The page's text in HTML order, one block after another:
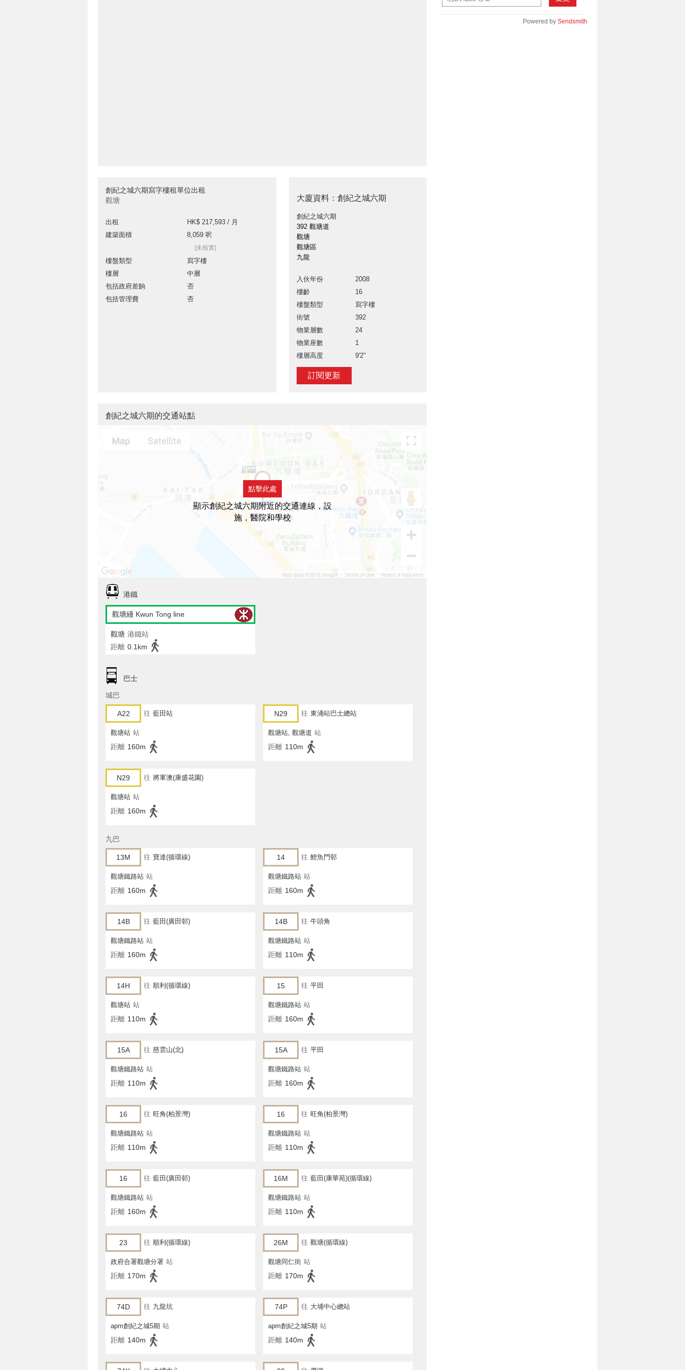
創紀之城六期寫字樓租單位出租
觀塘
出租
HK$ 217,593 / 月
建築面積
8,059 呎
[未核實]
樓盤類型
寫字樓
樓層
中層
包括政府差餉
否
包括管理費
否
大廈資料：創紀之城六期
創紀之城六期
392 觀塘道
觀塘
觀塘區
九龍
入伙年份
2008
樓齡
16
樓盤類型
寫字樓
街號
392
物業層數
24
物業座數
1
樓層高度
9'2"
訂閱更新
Powered by Sendsmith
創紀之城六期的交通站點
點擊此處
顯示創紀之城六期附近的交通連線，設
施，醫院和學校
港鐵
觀塘綫 Kwun Tong line
觀塘 港鐵站
距離 0.1km
巴士
城巴
A22 往 藍田站
觀塘站 站
距離 160m
N29 往 東涌站巴士總站
觀塘站, 觀塘道 站
距離 110m
N29 往 將軍澳(康盛花園)
觀塘站 站
距離 160m
九巴
13M 往 寶達(循環線)
觀塘鐵路站 站
距離 160m
14 往 鯉魚門邨
觀塘鐵路站 站
距離 160m
14B 往 藍田(廣田邨)
觀塘鐵路站 站
距離 160m
14B 往 牛頭角
觀塘鐵路站 站
距離 110m
14H 往 順利(循環線)
觀塘站 站
距離 110m
15 往 平田
觀塘鐵路站 站
距離 160m
15A 往 慈雲山(北)
觀塘鐵路站 站
距離 110m
15A 往 平田
觀塘鐵路站 站
距離 160m
16 往 旺角(柏景灣)
觀塘鐵路站 站
距離 110m
16 往 旺角(柏景灣)
觀塘鐵路站 站
距離 110m
16 往 藍田(廣田邨)
觀塘鐵路站 站
距離 160m
16M 往 藍田(康華苑)(循環線)
觀塘鐵路站 站
距離 110m
23 往 順利(循環線)
政府合署觀塘分署 站
距離 170m
26M 往 觀塘(循環線)
觀塘同仁街 站
距離 170m
74D 往 九龍坑
apm創紀之城5期 站
距離 140m
74P 往 大埔中心總站
apm創紀之城5期 站
距離 140m